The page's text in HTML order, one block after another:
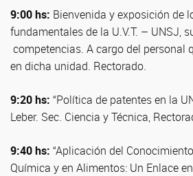
9:00 hs: Bienvenida y exposición de
fundamentales de la U.V.T. – UNSJ,
competencias. A cargo del personal
en dicha unidad. Rectorado.
9:20 hs: “Política de patentes en la
Leber. Sec. Ciencia y Técnica,
9:40 hs: “Aplicación del
Química y en Alimentos: Un Enlace